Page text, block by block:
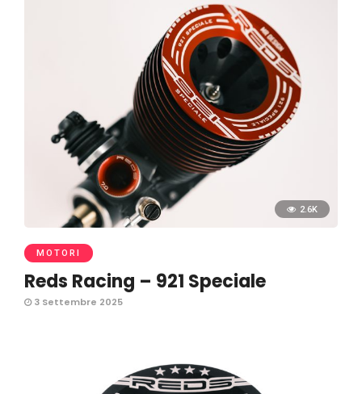
2.6K
MOTORI
Reds Racing – 921 Speciale
3 Settembre 2025